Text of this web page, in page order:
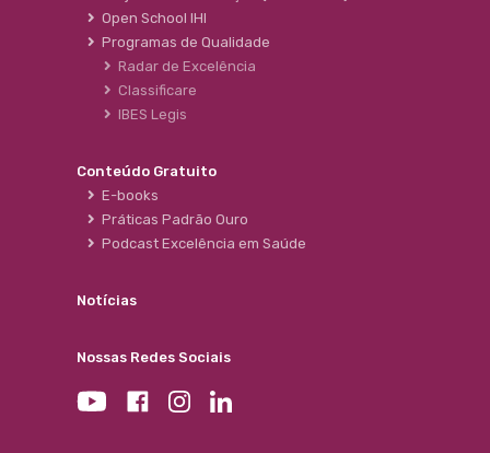
Open School IHI
Programas de Qualidade
Radar de Excelência
Classificare
IBES Legis
Conteúdo Gratuito
E-books
Práticas Padrão Ouro
Podcast Excelência em Saúde
Notícias
Nossas Redes Sociais